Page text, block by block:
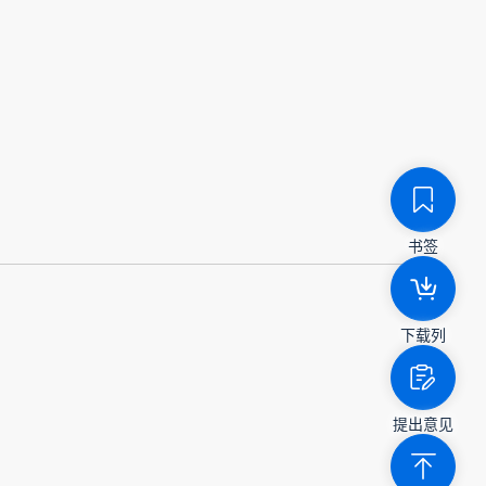
书签
下载列
提出意见